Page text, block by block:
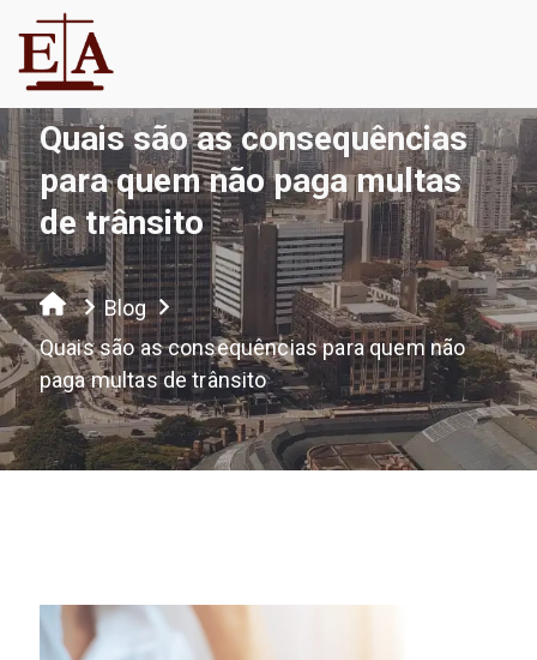
Quais são as consequências
para quem não paga multas
de trânsito
Blog
Quais são as consequências para quem não
paga multas de trânsito